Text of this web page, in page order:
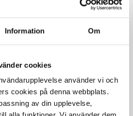
Information Om
cookies
använder vi och
cookies på denna webbplats.
av din upplevelse,
Transparent. Ministräckfilm för